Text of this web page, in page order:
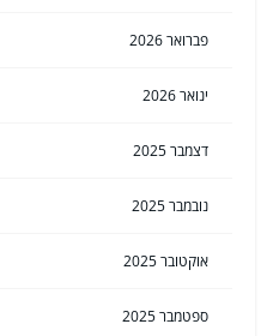
פברואר 2026
ינואר 2026
דצמבר 2025
נובמבר 2025
אוקטובר 2025
ספטמבר 2025